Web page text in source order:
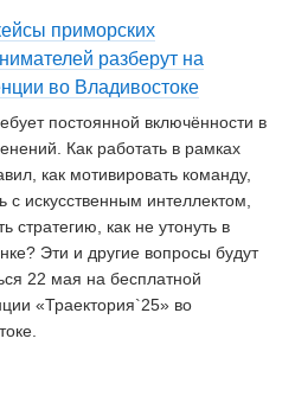
приморских
разберут на
во Владивостоке
постоянной включённости в
Как работать в рамках
как мотивировать команду,
с искусственным интеллектом,
стратегию, как не утонуть в
Эти и другие вопросы будут
22 мая на бесплатной
«Траектория`25» во